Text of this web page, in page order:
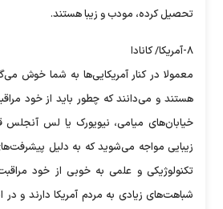
تحصیل کرده، مودب و زیبا هستند.
۸-آمریکا/ کانادا
معمولا در کنار آمریکایی‌ها به شما خوش
هستند و می‌دانند که چطور باید از خود
خیابان‌های میامی، نیویورک یا لس آنجلس
زیبایی مواجه می‌شوید که به دلیل
تکنولوژیکی و علمی به خوبی از خود
شباهت‌های زیادی به مردم آمریکا دارند و در